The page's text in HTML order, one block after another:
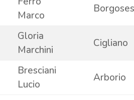
Marco
Gloria
Marchini
Cigliano
Bresciani
Lucio
Arborio